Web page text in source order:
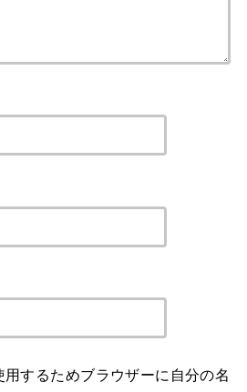
するためブラウザーに自分の名